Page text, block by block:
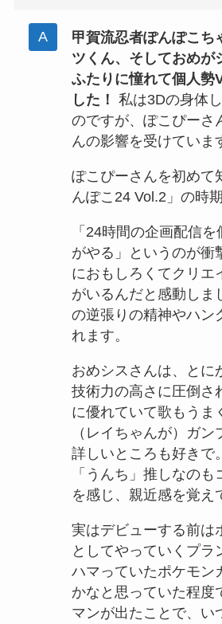
甲賀流忍者ぽんぽこち
ツくん、そしておめが
ふたりに憧れて個人勢
した！ 私は3Dの身体
のですが、ぽこぴーさ
んの影響を受けていま
ぽこぴーさんを初めて
んぽこ24 Vol.2」の時期
「24時間の企画配信
がやる」というのが衝
におもしろくてクリエ
がいるんだと感動しま
の逆張りの精神やハン
れます。
おめシスさんは、とに
技術力の高さに圧倒さ
に優れていて歌もうま
（レイちゃんが）ガン
詳しいところも好きで
「うんち」推しなのも
を感じ、親近感を覚え
実はデビューする前は
としてやっていくプラ
ハマっていたポケモン
かなと思っていた程度
マンが出たことで、い